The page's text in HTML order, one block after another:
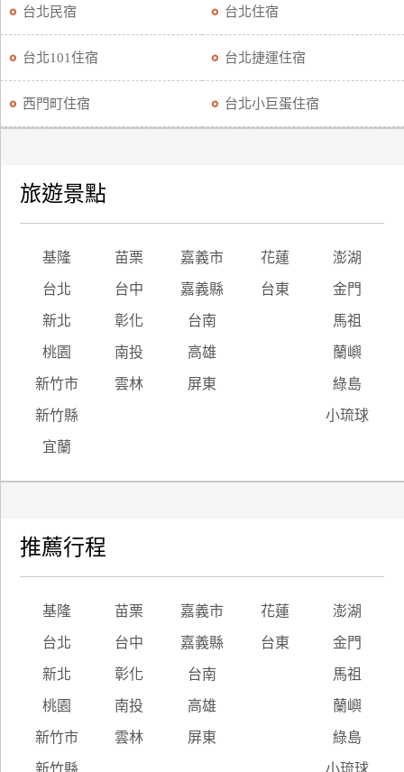
台北民宿 台北住宿
台北101住宿 台北捷運住宿
西門町住宿 台北小巨蛋住宿
旅遊景點
基隆 苗栗 嘉義市 花蓮 澎湖
台北 台中 嘉義縣 台東 金門
新北 彰化 台南 馬祖
桃園 南投 高雄 蘭嶼
新竹市 雲林 屏東 綠島
新竹縣 小琉球
宜蘭
推薦行程
基隆 苗栗 嘉義市 花蓮 澎湖
台北 台中 嘉義縣 台東 金門
新北 彰化 台南 馬祖
桃園 南投 高雄 蘭嶼
新竹市 雲林 屏東 綠島
新竹縣 小琉球